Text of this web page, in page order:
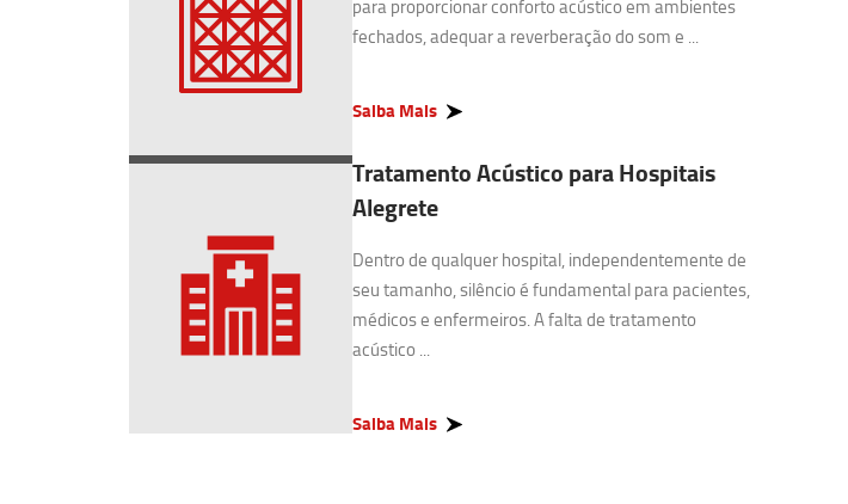
para proporcionar conforto acústico em ambientes
fechados, adequar a reverberação do som e ...
Saiba Mais
Tratamento Acústico para Hospitais
Alegrete
Dentro de qualquer hospital, independentemente de
seu tamanho, silêncio é fundamental para pacientes,
médicos e enfermeiros. A falta de tratamento
acústico ...
Saiba Mais